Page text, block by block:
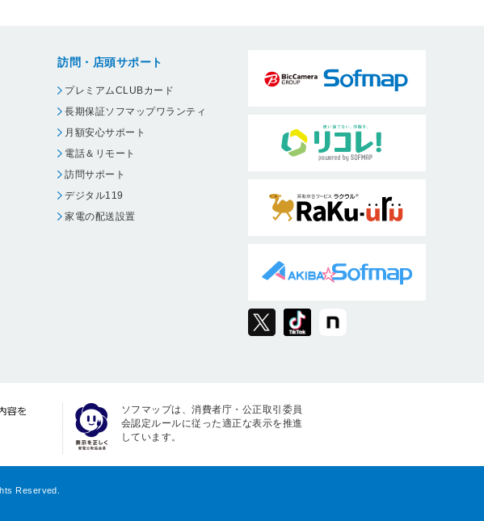
訪問・店頭サポート
プレミアムCLUBカード
長期保証ソフマップワランティ
月額安心サポート
電話＆リモート
訪問サポート
デジタル119
家電の配送設置
ソフマップは、消費者庁・公正取引委員
会認定ルールに従った適正な表示を推進
しています。
Reserved.